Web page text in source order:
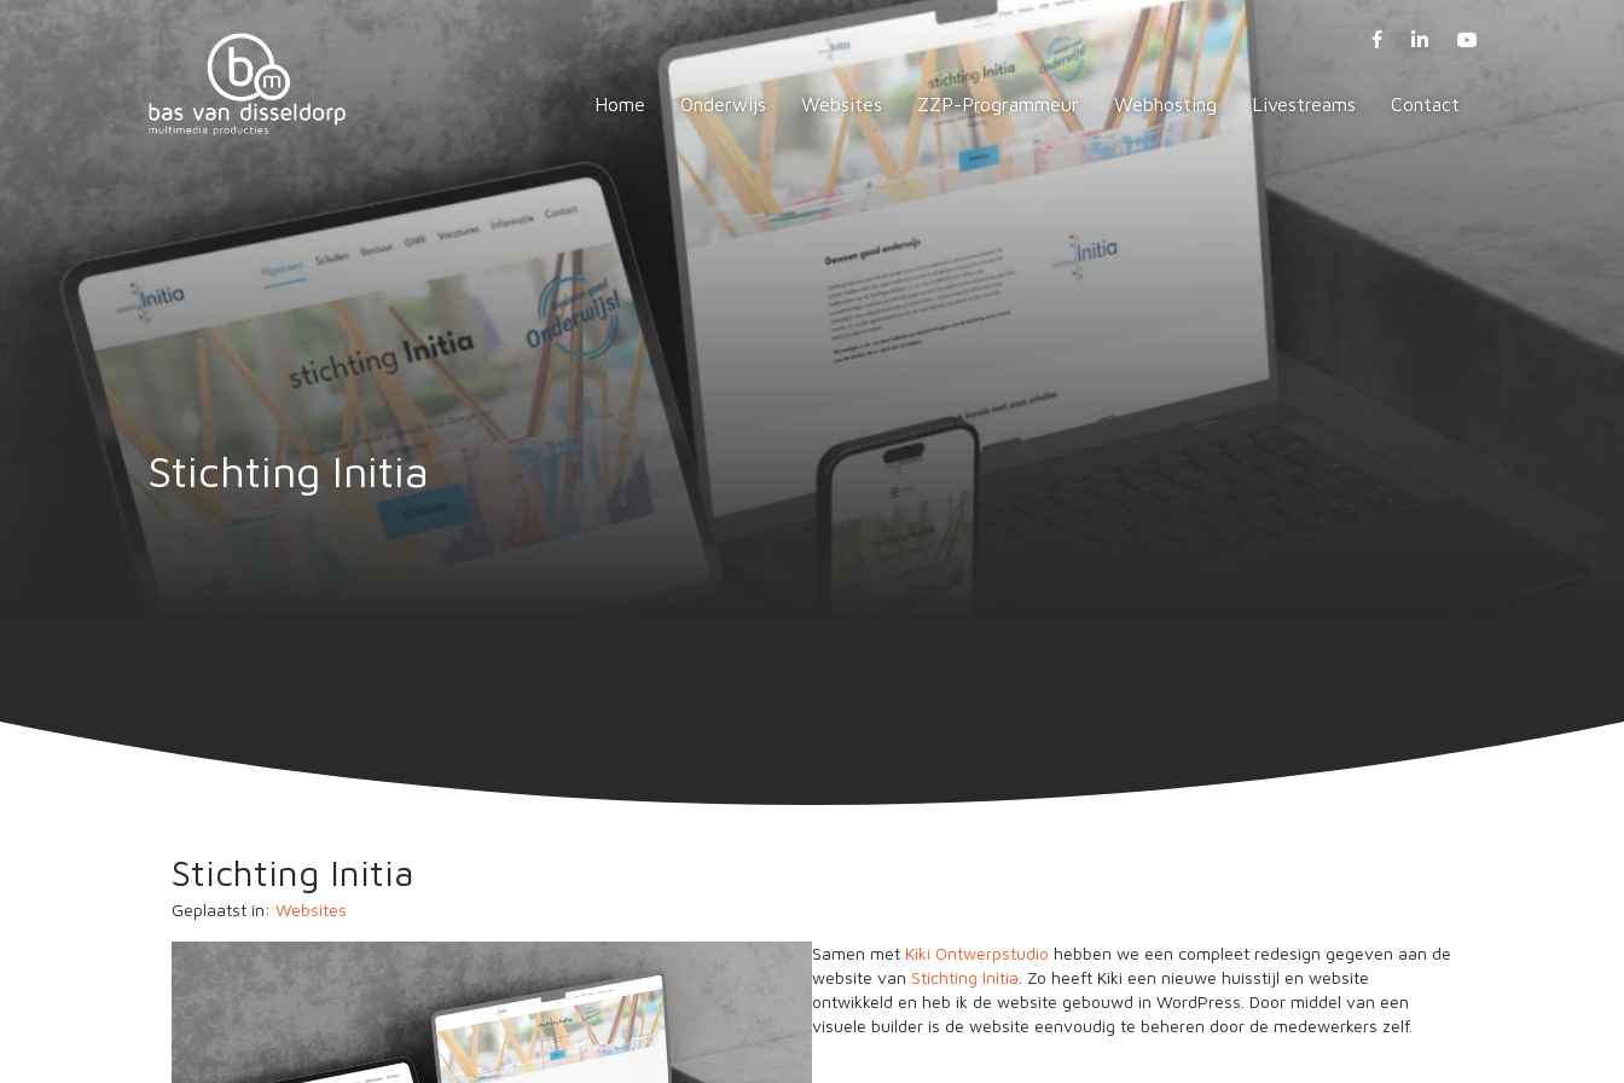
Home Onderwijs Websites ZZP-Programmeur Webhosting Livestreams Contact
Stichting Initia
Stichting Initia
Geplaatst in: Websites
Samen met Kiki Ontwerpstudio hebben we een compleet redesign gegeven aan de
website van Stichting Initia . Zo heeft Kiki een nieuwe huisstijl en website
ontwikkeld en heb ik de website gebouwd in WordPress. Door middel van een
visuele builder is de website eenvoudig te beheren door de medewerkers zelf.